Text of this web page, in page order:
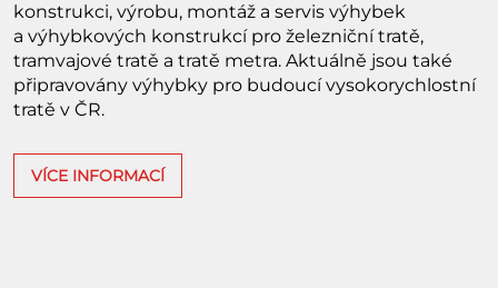
konstrukci, výrobu, montáž a servis výhybek
a výhybkových konstrukcí pro železniční tratě,
tramvajové tratě a tratě metra. Aktuálně jsou také
připravovány výhybky pro budoucí vysokorychlostní
tratě v ČR.
VÍCE INFORMACÍ